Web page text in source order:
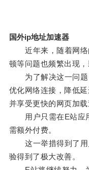
国外ip地址加速器
近年来，随着网络
顿等问题也频繁出现
为了解决这一问题
优化网络连接，降低
并享受更快的网页加载
用户只需在E站应
需额外付费。
这一举措得到了用
验得到了极大改善。